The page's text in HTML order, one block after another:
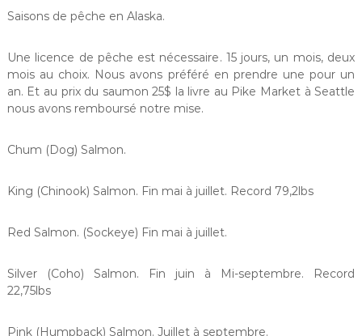
Saisons de pêche en Alaska.
Une licence de pêche est nécessaire. 15 jours, un mois, deux
mois au choix. Nous avons préféré en prendre une pour un
an. Et au prix du saumon 25$ la livre au Pike Market à Seattle
nous avons remboursé notre mise.
Chum (Dog) Salmon.
King (Chinook) Salmon. Fin mai à juillet. Record 79,2lbs
Red Salmon. (Sockeye) Fin mai à juillet.
Silver (Coho) Salmon. Fin juin à Mi-septembre. Record
22,75lbs
Pink (Humpback) Salmon. Juillet à septembre.